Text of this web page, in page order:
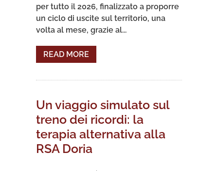
per tutto il 2026, finalizzato a proporre
un ciclo di uscite sul territorio, una
volta al mese, grazie al...
READ MORE
Un viaggio simulato sul
treno dei ricordi: la
terapia alternativa alla
RSA Doria